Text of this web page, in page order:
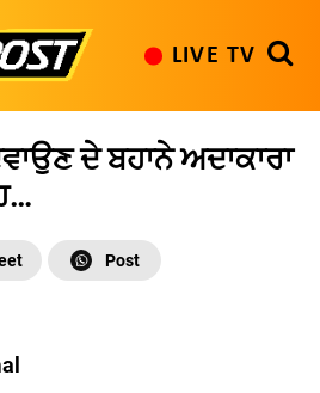
LIVE TV
ਦੇ ਬਹਾਨੇ ਅਦਾਕਾਰਾ